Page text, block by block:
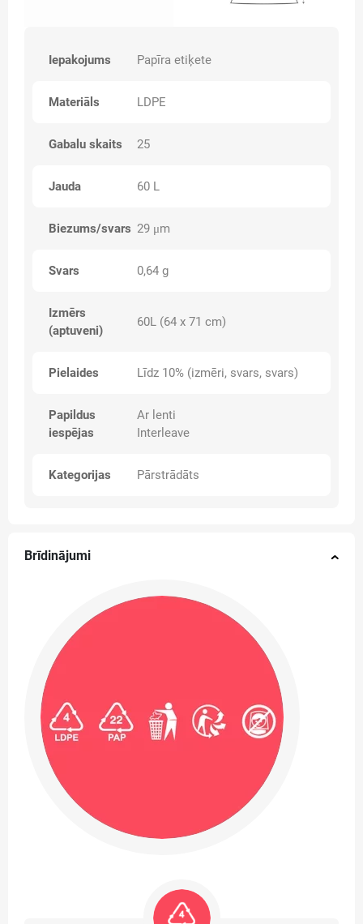
Iepakojums Papīra etiķete
Materiāls LDPE
Gabalu skaits 25
Jauda 60 L
Biezums/svars 29 μm
Svars 0,64 g
Izmērs
(aptuveni)
60L (64 x 71 cm)
Pielaides Līdz 10% (izmēri, svars, svars)
Papildus
iespējas
Ar lenti
Interleave
Kategorijas Pārstrādāts
Brīdinājumi